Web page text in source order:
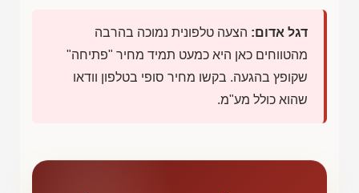
דגל אדום: הצעה טלפונית נמוכה בהרבה
מהטווחים כאן היא כמעט תמיד מחיר "פתיחה"
שקופץ בהגעה. בקשו מחיר סופי בטלפון וודאו
שהוא כולל מע"מ.